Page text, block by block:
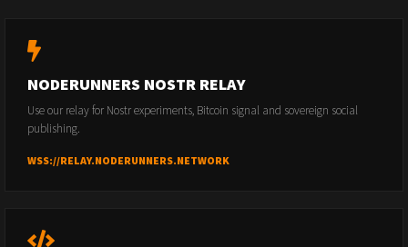
NODERUNNERS NOSTR RELAY
Use our relay for Nostr experiments, Bitcoin signal and sovereign social
publishing.
WSS://RELAY.NODERUNNERS.NETWORK